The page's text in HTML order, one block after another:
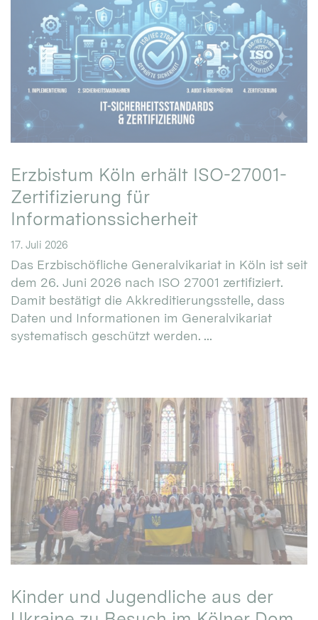
Erzbistum Köln erhält ISO-27001-
Zertifizierung für
Informationssicherheit
17. Juli 2026
Das Erzbischöfliche Generalvikariat in Köln ist seit
dem 26. Juni 2026 nach ISO 27001 zertifiziert.
Damit bestätigt die Akkreditierungsstelle, dass
Daten und Informationen im Generalvikariat
systematisch geschützt werden. ...
Kinder und Jugendliche aus der